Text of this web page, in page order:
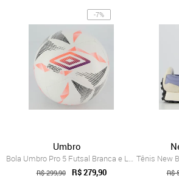
-7%
Umbro
Bola Umbro Pro 5 Futsal Branca e Laranja
R$ 299,90 R$ 279,90 R$